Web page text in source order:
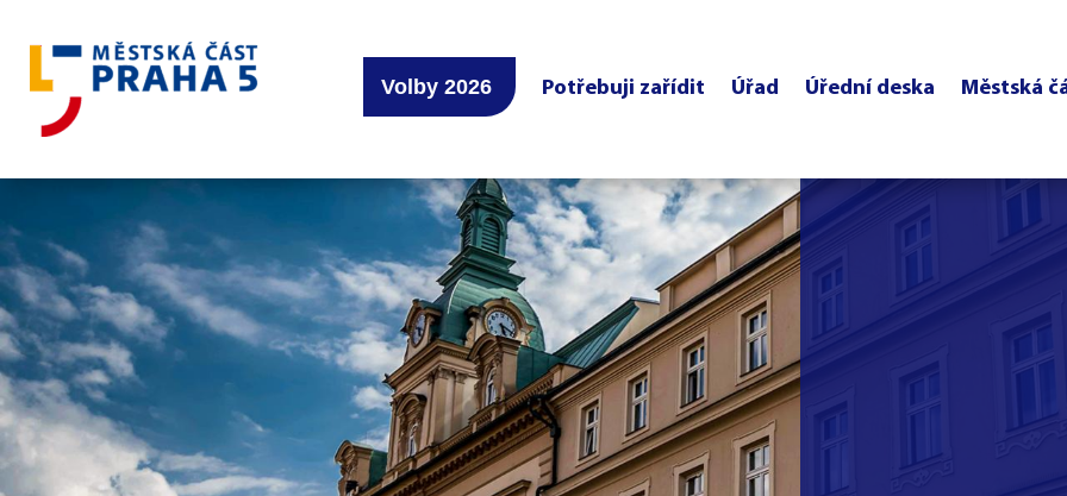
Volby 2026 Potřebuji zařídit Úřad Úřední deska Městská